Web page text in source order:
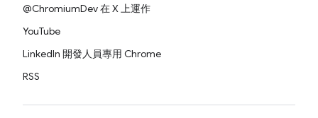
@ChromiumDev 在 X 上運作
YouTube
LinkedIn 開發人員專用 Chrome
RSS